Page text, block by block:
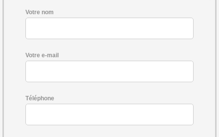
Votre nom
Votre e-mail
Téléphone